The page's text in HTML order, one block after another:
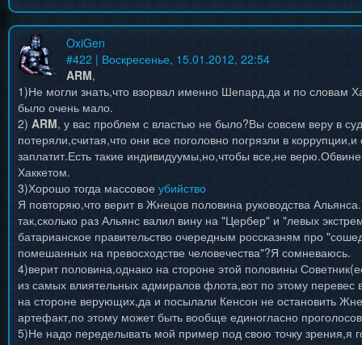
OxiGen
#422 | Воскресенье, 15.01.2012, 22:54
ARM,
1)Не могли знать,что взорвал именно Шепард,да и по словам
было очень мало.
2) ARM, у вас проблем с властью не было?Вы совсем веру в
потеряли,считая,что они все поголовно погрязли в
заплатит.Есть такие индивидуумы,но,чтобы все,не
Хаккетом.
3)Хорошо тогда массовое убийство
Я повторяю,что верит в Жнецов половина руководства
так,сколько раз Альянс валил вину на "Цербер" и "левых
батарианское правительство очередным россказням про
помешанных на превосходстве человечества"?Я сомневаюсь.
4)верит половина,однако на стороне этой половины
из самых влиятельных адмиралов флота,вот по этому перевес
на стороне верующих,да и посылали Кенсон не остановить
артефакт,по этому может быть вообще единогласно
5)Не надо переделывать мой пример под свою точку зрения,я